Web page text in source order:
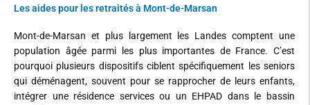
Les aides pour les retraités à Mont-de-Marsan
Mont-de-Marsan et plus largement les Landes comptent une
population âgée parmi les plus importantes de France. C’est
pourquoi plusieurs dispositifs ciblent spécifiquement les seniors
qui déménagent, souvent pour se rapprocher de leurs enfants,
intégrer une résidence services ou un EHPAD dans le bassin